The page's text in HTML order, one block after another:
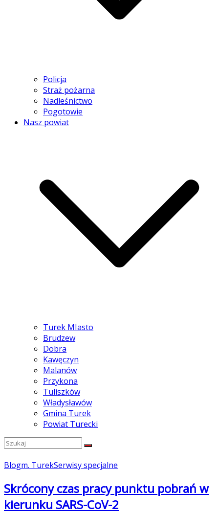
Policja
Straż pożarna
Nadleśnictwo
Pogotowie
Nasz powiat
Turek MIasto
Brudzew
Dobra
Kawęczyn
Malanów
Przykona
Tuliszków
Władysławów
Gmina Turek
Powiat Turecki
Blogm. TurekSerwisy specjalne
Skrócony czas pracy punktu pobrań w
kierunku SARS-CoV-2